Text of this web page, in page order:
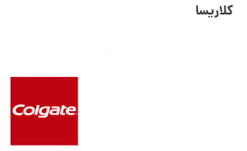
کلاریسا